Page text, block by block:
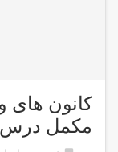
کانون
مکمل درس